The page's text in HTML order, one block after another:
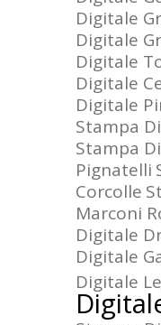
Digitale
Digitale
Digitale
Digitale
Digitale
Stampa
Stampa
Pignatelli
Corcolle
Marconi
Digitale
Digitale
Digitale